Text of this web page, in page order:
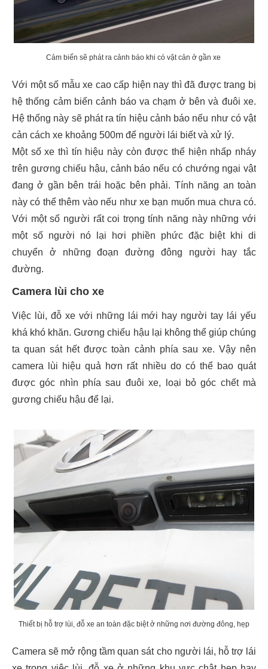
Cảm biến sẽ phát ra cảnh báo khi có vật cản ở gần xe
Với một số mẫu xe cao cấp hiện nay thì đã được trang bị
hệ thống cảm biến cảnh báo va chạm ở bên và đuôi xe.
Hệ thống này sẽ phát ra tín hiệu cảnh báo nếu như có vật
cản cách xe khoảng 500m để người lái biết và xử lý.
Một số xe thì tín hiệu này còn được thể hiện nhấp nháy
trên gương chiếu hậu, cảnh báo nếu có chướng ngại vật
đang ở gần bên trái hoặc bên phải. Tính năng an toàn
này có thể thêm vào nếu như xe bạn muốn mua chưa có.
Với một số người rất coi trọng tính năng này những với
một số người nó lại hơi phiền phức đặc biệt khi di
chuyển ở những đoạn đường đông người hay tắc
đường.
Camera lùi cho xe
Việc lùi, đỗ xe với những lái mới hay người tay lái yếu
khá khó khăn. Gương chiếu hậu lại không thể giúp chúng
ta quan sát hết được toàn cảnh phía sau xe. Vậy nên
camera lùi hiệu quả hơn rất nhiều do có thể bao quát
được góc nhìn phía sau đuôi xe, loại bỏ góc chết mà
gương chiếu hậu để lại.
Thiết bị hỗ trợ lùi, đỗ xe an toàn đặc biệt ở những nơi đường đông, hẹp
Camera sẽ mở rộng tầm quan sát cho người lái, hỗ trợ lái